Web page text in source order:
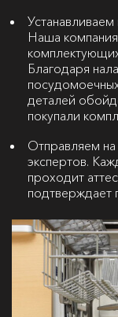
Наша
Благодаря
деталей
покупали
Отправляем на
экспертов.
проходит
подтверждает